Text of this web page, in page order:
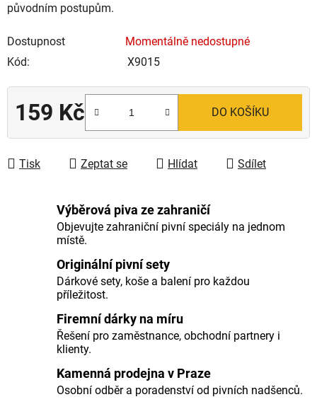
původním postupům.
Dostupnost
Momentálně nedostupné
Kód:
X9015
159 Kč DO KOŠÍKU
Tisk Zeptat se Hlídat Sdílet
Výběrová piva ze zahraničí
Objevujte zahraniční pivní speciály na jednom
místě.
Originální pivní sety
Dárkové sety, koše a balení pro každou
příležitost.
Firemní dárky na míru
Řešení pro zaměstnance, obchodní partnery i
klienty.
Kamenná prodejna v Praze
Osobní odběr a poradenství od pivních nadšenců.